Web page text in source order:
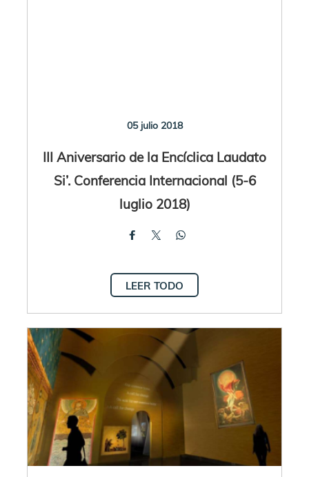
05 julio 2018
III Aniversario de la Encíclica Laudato
Si’. Conferencia Internacional (5-6
luglio 2018)
LEER TODO